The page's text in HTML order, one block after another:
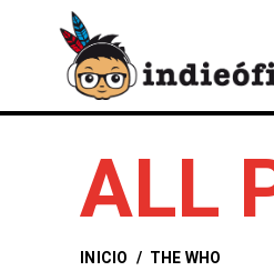
ALL
INICIO / THE WHO